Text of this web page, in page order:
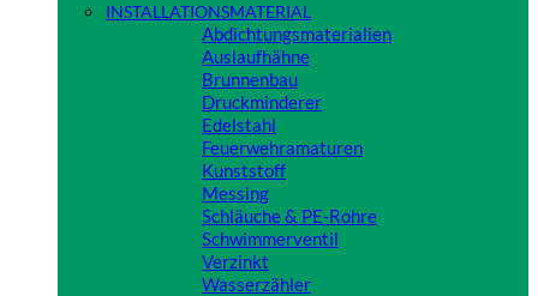
INSTALLATIONSMATERIAL
Abdichtungsmaterialien
Auslaufhähne
Brunnenbau
Druckminderer
Edelstahl
Feuerwehramaturen
Kunststoff
Messing
Schläuche & PE-Rohre
Schwimmerventil
Verzinkt
Wasserzähler